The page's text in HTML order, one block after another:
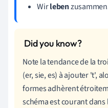
Wirleben
Note la tendance de la
(er, sie, es) à ajouter 't',
formes adhèrent
schéma est courant dans